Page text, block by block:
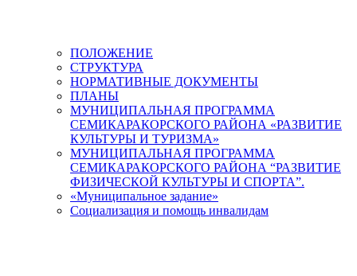
ПОЛОЖЕНИЕ
СТРУКТУРА
НОРМАТИВНЫЕ ДОКУМЕНТЫ
ПЛАНЫ
МУНИЦИПАЛЬНАЯ ПРОГРАММА
СЕМИКАРАКОРСКОГО РАЙОНА «РАЗВИТИЕ
КУЛЬТУРЫ И ТУРИЗМА»
МУНИЦИПАЛЬНАЯ ПРОГРАММА
СЕМИКАРАКОРСКОГО РАЙОНА “РАЗВИТИЕ
ФИЗИЧЕСКОЙ КУЛЬТУРЫ И СПОРТА”.
«Муниципальное задание»
Социализация и помощь инвалидам